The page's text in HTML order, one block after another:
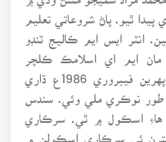
ڊسمبر 1962ع ڌاري پيدا ٿيو. پاڻ شروعاتي تعليم
انٽر ايس ايم ڪاليج ٽنڊو
مان ايم اي اسلامڪ ڪلچر
ڪيائين. اڳتي هلي کيس پهرين فيبروري 1986ع ڌاري
طور نوڪري ملي وئي. سندس
هاءِ اسڪول ۾ ٿي. سرڪاري
ئي سرڪاري اسڪولن ۾